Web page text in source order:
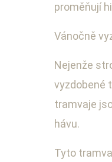
proměňují
Vánočně
Nejenže
vyzdobené
tramvaje
hávu.
Tyto